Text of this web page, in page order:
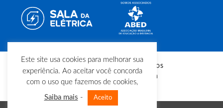
© Copyright - Todos os direitos
reservados - Sala da Elétrica
Este site usa cookies para melhorar sua
experiência. Ao aceitar você concorda
com o uso que fazemos de cookies,
Saiba mais - Aceito